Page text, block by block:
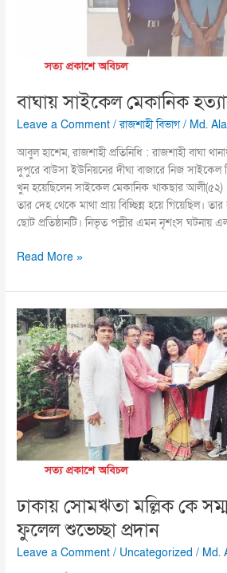
বাঘায় সাইকেল মেকানিক
Leave a Comment /রাজশাহী বিভাগ/ Md.
আবুল হাশেম, রাজশাহী প্রতিনিধি : রাজশাহী বাঘা
দুপুরে বাউসা ইউনিয়নের দীঘা বাজারে নিজ সাইকেল
খুন হয়েছিলেন সাইকেল মেকানিক খাকছার আলী(৫২)
তার দেহ থেকে মাথা প্রায় বিচ্ছিন্ন হয়ে গিয়েছিল।
ছোট প্রতিষ্ঠানটি। নিভৃত পল্লীর এমন নৃশংস ঘটনায়
Read More »
ঢাকায় সোমঋতা মল্লিক কে
ফুলেল শুভেচ্ছা প্রদান
Leave a Comment / Uncategorized / Md.
ঢাকায়
সোমঋতা
মল্লিক
কে
সম্মাননা
স্মারক
ও
ফুলেল
শুভেচ্ছা